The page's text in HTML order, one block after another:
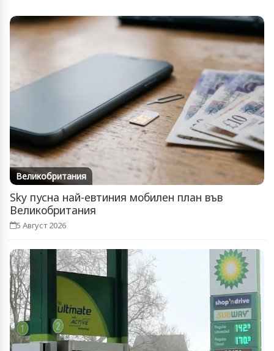
Великобритания
Sky пусна най-евтиния мобилен план във
Великобритания
5 Август 2026